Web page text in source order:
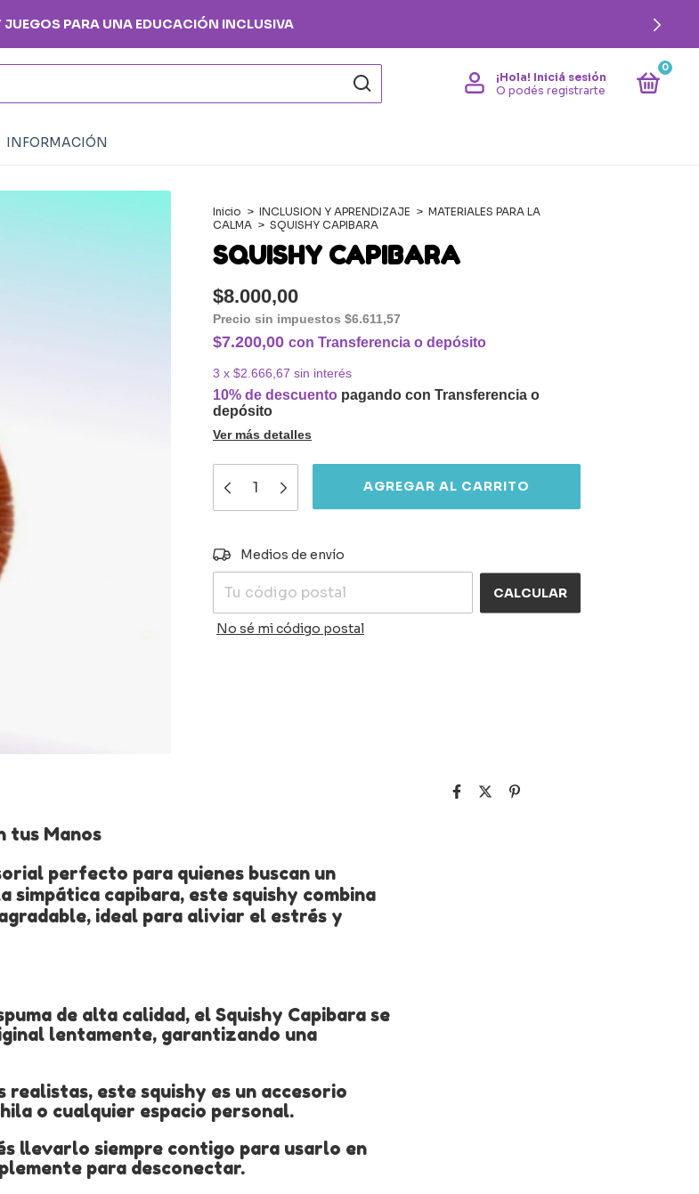
💳 3 CUOTAS SIN INTERÉS EN COMPRAS SUPERIORES A
¡Hola! Iniciá sesión
O podés registrarte
0
INFORMACIÓN
Inicio > INCLUSION Y APRENDIZAJE > MATERIALES PARA LA
CALMA > SQUISHY CAPIBARA
SQUISHY CAPIBARA
$8.000,00
Precio sin impuestos $6.611,57
$7.200,00 con Transferencia o depósito
3 x $2.666,67 sin interés
10% de descuento pagando con Transferencia o
depósito
Ver más detalles
Entregas para el CP:
Medios de envío
CALCULAR
No sé mi código postal
tus Manos
perfecto para quienes buscan un
simpática capibara, este squishy combina
ideal para aliviar el estrés y
de alta calidad, el Squishy Capibara se
lentamente, garantizando una
este squishy es un accesorio
o cualquier espacio personal.
llevarlo siempre contigo para usarlo en
para desconectar.